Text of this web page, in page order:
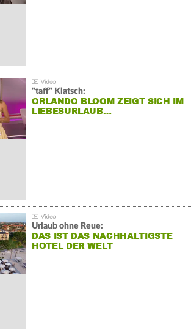
"taff" Klatsch:
ORLANDO BLOOM ZEIGT SICH IM
LIEBESURLAUB…
Urlaub ohne Reue:
DAS IST DAS NACHHALTIGSTE
HOTEL DER WELT